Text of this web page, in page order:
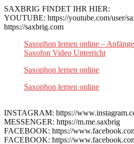
SAXBRIG FINDET IHR HIER:
YOUTUBE: https://youtube.com/user/
https://saxbrig.com
Saxophon lernen online –
Saxofon Video Unterricht
Saxophon lernen online
Saxophon lernen online
INSTAGRAM: https://
MESSENGER: https://m.me.saxbrig
FACEBOOK: https://
FACEBOOK: https://